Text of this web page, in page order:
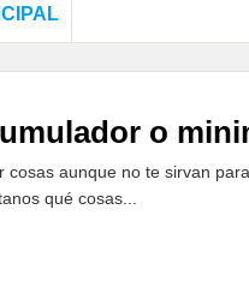
o
cosas aunque no te sirvan
qué cosas...